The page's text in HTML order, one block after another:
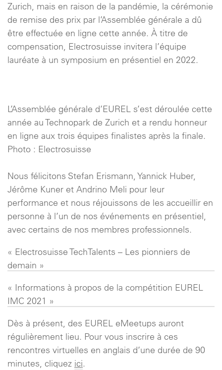
Zurich, mais en raison de la pandémie, la cérémonie
de remise des prix par l’Assemblée générale a dû
être effectuée en ligne cette année. À titre de
compensation, Electrosuisse invitera l’équipe
lauréate à un symposium en présentiel en 2022.
L’Assemblée générale d’EUREL s’est déroulée cette
année au Technopark de Zurich et a rendu honneur
en ligne aux trois équipes finalistes après la finale.
Photo : Electrosuisse
Nous félicitons Stefan Erismann, Yannick Huber,
Jérôme Kuner et Andrino Meli pour leur
performance et nous réjouissons de les accueillir en
personne à l’un de nos événements en présentiel,
avec certains de nos membres professionnels.
« Electrosuisse TechTalents – Les pionniers de
demain »
« Informations à propos de la compétition EUREL
IMC 2021 »
Dès à présent, des EUREL eMeetups auront
régulièrement lieu. Pour vous inscrire à ces
rencontres virtuelles en anglais d’une durée de 90
minutes, cliquez ici.